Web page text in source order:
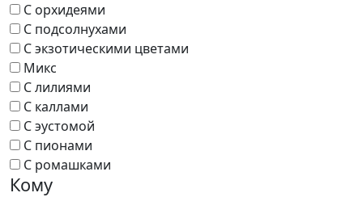
С орхидеями
С подсолнухами
С экзотическими цветами
Микс
С лилиями
С каллами
С эустомой
С пионами
С ромашками
Кому